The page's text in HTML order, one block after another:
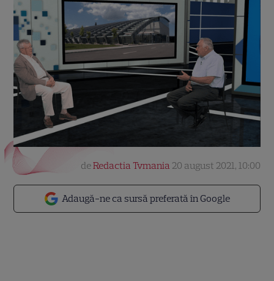
Adaugă-ne ca sursă preferată în Google
deRedactia Tvmania 20 august 2021, 10:00